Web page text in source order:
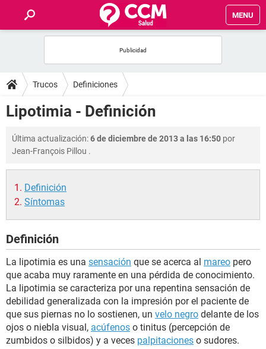
MENU
FOROS
SALUD
FAMILIA
NUTRICIÓN
BIENESTAR
GLOSARIO
Trucos Definiciones
Lipotimia - Definición
Última actualización:6 de diciembre de 2013 a las 16:50 por
Jean-François Pillou .
Definición
Síntomas
Definición
La lipotimia es una sensación que se acerca al mareo pero
que acaba muy raramente en una pérdida de conocimiento.
La lipotimia se caracteriza por una repentina sensación de
debilidad generalizada con la impresión por el paciente de
que sus piernas no lo sostienen, un velo negro delante de los
ojos o niebla visual, acúfenos o tinitus (percepción de
zumbidos o silbidos) y a veces palpitaciones o sudores.